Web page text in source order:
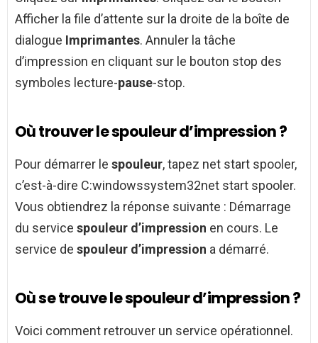
Afficher la file d’attente sur la droite de la boîte de
dialogue Imprimantes. Annuler la tâche
d’impression en cliquant sur le bouton stop des
symboles lecture-pause-stop.
Où trouver le spouleur d’impression ?
Pour démarrer le spouleur, tapez net start spooler,
c’est-à-dire C:windowssystem32net start spooler.
Vous obtiendrez la réponse suivante : Démarrage
du service spouleur d’impression en cours. Le
service de spouleur d’impression a démarré.
Où se trouve le spouleur d’impression ?
Voici comment retrouver un service opérationnel.